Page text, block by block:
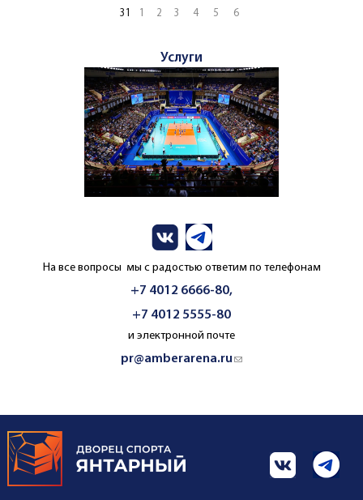
31
2 3 4 5 6
Услуги
На все вопросы мы с радостью ответим по телефонам
+7 4012 6666-80,
+7 4012 5555-80
и электронной почте
pr@amberarena.ru(link sends e-mail)